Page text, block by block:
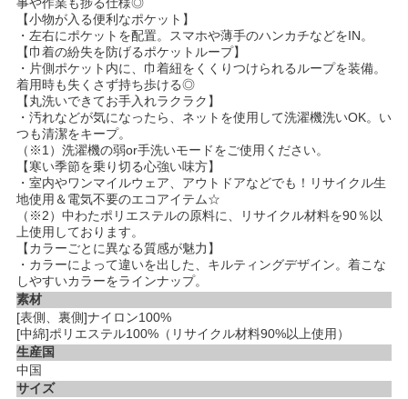
【小物が入る便利なポケット】
・左右にポケットを配置。スマホや薄手のハンカチなどをIN。
【巾着の紛失を防げるポケットループ】
・片側ポケット内に、巾着紐をくくりつけられるループを装備。
着用時も失くさず持ち歩ける◎
【丸洗いできてお手入れラクラク】
・汚れなどが気になったら、ネットを使用して洗濯機洗いOK。い
つも清潔をキープ。
（※1）洗濯機の弱or手洗いモードをご使用ください。
【寒い季節を乗り切る心強い味方】
・室内やワンマイルウェア、アウトドアなどでも！リサイクル生
地使用＆電気不要のエコアイテム☆
（※2）中わたポリエステルの原料に、リサイクル材料を90％以
上使用しております。
【カラーごとに異なる質感が魅力】
・カラーによって違いを出した、キルティングデザイン。着こな
しやすいカラーをラインナップ。
素材
[表側、裏側]ナイロン100%
[中綿]ポリエステル100%（リサイクル材料90%以上使用）
生産国
中国
サイズ